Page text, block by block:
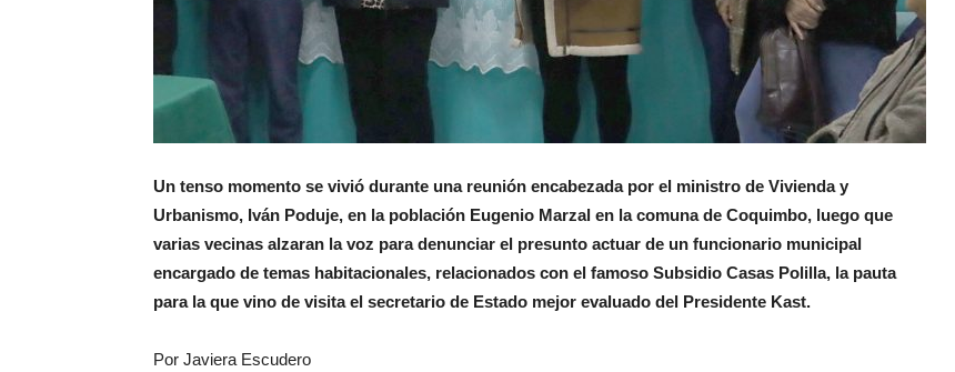
Un tenso momento se vivió durante una reunión encabezada por el ministro de Vivienda y
Urbanismo, Iván Poduje, en la población Eugenio Marzal en la comuna de Coquimbo, luego que
varias vecinas alzaran la voz para denunciar el presunto actuar de un funcionario municipal
encargado de temas habitacionales, relacionados con el famoso Subsidio Casas Polilla, la pauta
para la que vino de visita el secretario de Estado mejor evaluado del Presidente Kast.
Por Javiera Escudero